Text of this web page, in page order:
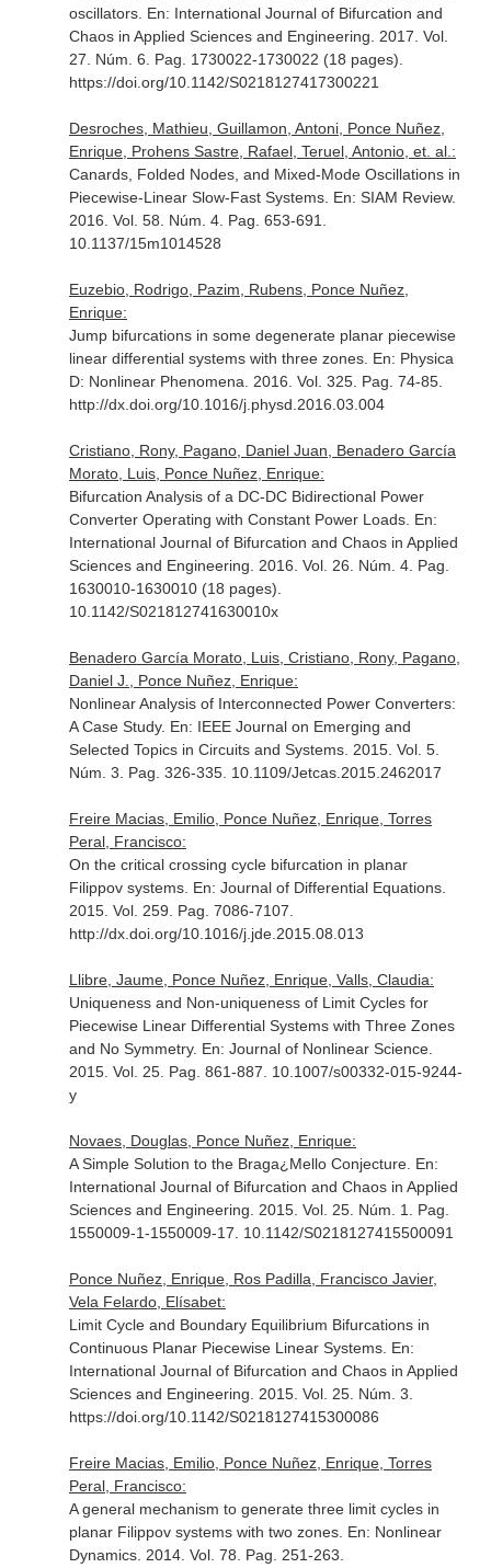
oscillators. En: International Journal of Bifurcation and
Chaos in Applied Sciences and Engineering . 2017. Vol.
27. Núm. 6. Pag. 1730022-1730022 (18 pages).
https://doi.org/10.1142/S0218127417300221
Desroches, Mathieu, Guillamon, Antoni, Ponce Nuñez,
Enrique, Prohens Sastre, Rafael, Teruel, Antonio, et. al.:
Canards, Folded Nodes, and Mixed-Mode Oscillations in
Piecewise-Linear Slow-Fast Systems. En: SIAM Review.
2016. Vol. 58. Núm. 4. Pag. 653-691.
10.1137/15m1014528
Euzebio, Rodrigo, Pazim, Rubens, Ponce Nuñez,
Enrique:
Jump bifurcations in some degenerate planar piecewise
linear differential systems with three zones. En: Physica
D: Nonlinear Phenomena . 2016. Vol. 325. Pag. 74-85.
http://dx.doi.org/10.1016/j.physd.2016.03.004
Cristiano, Rony, Pagano, Daniel Juan, Benadero García
Morato, Luis, Ponce Nuñez, Enrique:
Bifurcation Analysis of a DC-DC Bidirectional Power
Converter Operating with Constant Power Loads. En:
International Journal of Bifurcation and Chaos in Applied
Sciences and Engineering . 2016. Vol. 26. Núm. 4. Pag.
1630010-1630010 (18 pages).
10.1142/S021812741630010x
Benadero García Morato, Luis, Cristiano, Rony, Pagano,
Daniel J., Ponce Nuñez, Enrique:
Nonlinear Analysis of Interconnected Power Converters:
A Case Study. En: IEEE Journal on Emerging and
Selected Topics in Circuits and Systems. 2015. Vol. 5.
Núm. 3. Pag. 326-335. 10.1109/Jetcas.2015.2462017
Freire Macias, Emilio, Ponce Nuñez, Enrique, Torres
Peral, Francisco:
On the critical crossing cycle bifurcation in planar
Filippov systems. En: Journal of Differential Equations.
2015. Vol. 259. Pag. 7086-7107.
http://dx.doi.org/10.1016/j.jde.2015.08.013
Llibre, Jaume, Ponce Nuñez, Enrique, Valls, Claudia:
Uniqueness and Non-uniqueness of Limit Cycles for
Piecewise Linear Differential Systems with Three Zones
and No Symmetry. En: Journal of Nonlinear Science.
2015. Vol. 25. Pag. 861-887. 10.1007/s00332-015-9244-
y
Novaes, Douglas, Ponce Nuñez, Enrique:
A Simple Solution to the Braga¿Mello Conjecture. En:
International Journal of Bifurcation and Chaos in Applied
Sciences and Engineering . 2015. Vol. 25. Núm. 1. Pag.
1550009-1-1550009-17. 10.1142/S0218127415500091
Ponce Nuñez, Enrique, Ros Padilla, Francisco Javier,
Vela Felardo, Elísabet:
Limit Cycle and Boundary Equilibrium Bifurcations in
Continuous Planar Piecewise Linear Systems. En:
International Journal of Bifurcation and Chaos in Applied
Sciences and Engineering . 2015. Vol. 25. Núm. 3.
https://doi.org/10.1142/S0218127415300086
Freire Macias, Emilio, Ponce Nuñez, Enrique, Torres
Peral, Francisco:
A general mechanism to generate three limit cycles in
planar Filippov systems with two zones. En: Nonlinear
Dynamics. 2014. Vol. 78. Pag. 251-263.